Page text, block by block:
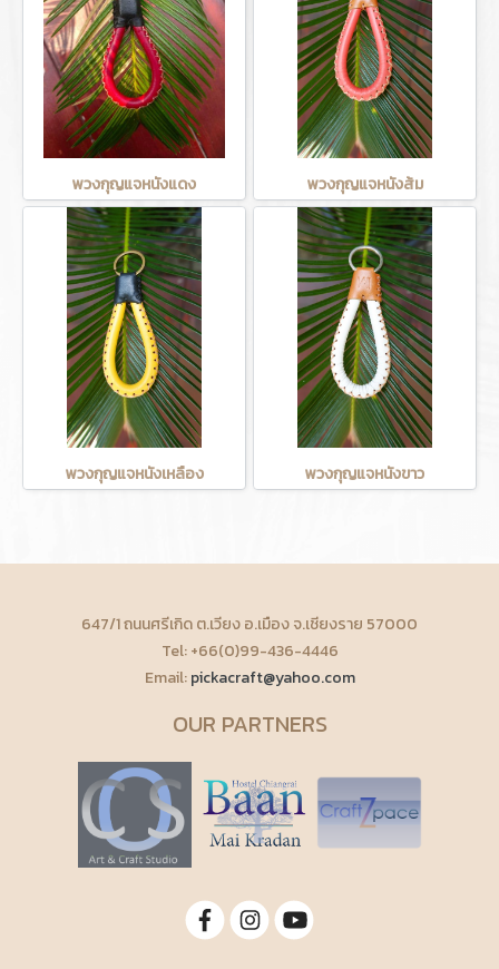
พวงกุญแจหนังแดง พวงกุญแจหนังส้ม
พวงกุญแจหนังเหลือง พวงกุญแจหนังขาว
647/1 ถนนศรีเกิด ต.เวียง อ.เมือง จ.เชียงราย 57000
Tel: +66(0)99-436-4446
Email:pickacraft@yahoo.com
OUR PARTNERS